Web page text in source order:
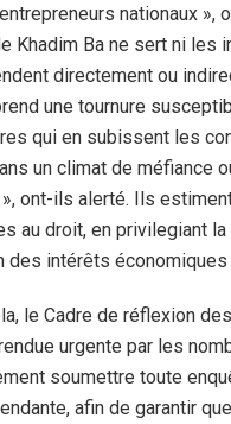
nationaux
Khadim Ba ne sert ni les
directement ou
une tournure
qui en subissent les
un climat de méfiance
ont-ils alerté. Ils
au droit, en privilegiant
intérêts économiques
le Cadre de réflexion
urgente par les
soumettre toute
afin de garantir